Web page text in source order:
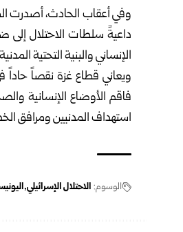
وفي أعقاب الحادث، أصدرت
داعيةً سلطات الاحتلال إلى
الإنساني والبنية التحتية
ويعاني قطاع غزة نقصاً حاداً
فاقم الأوضاع الإنسانية
استهداف المدنيين ومرافق
الوسوم: الاحتلال الإسرائيلي